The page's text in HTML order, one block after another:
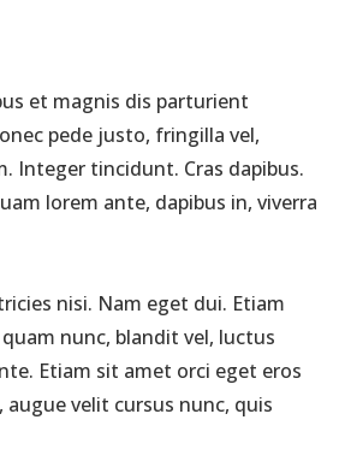
et magnis dis parturient
pede justo, fringilla vel,
Integer tincidunt. Cras dapibus.
lorem ante, dapibus in, viverra
nisi. Nam eget dui. Etiam
nunc, blandit vel, luctus
Etiam sit amet orci eget eros
velit cursus nunc, quis